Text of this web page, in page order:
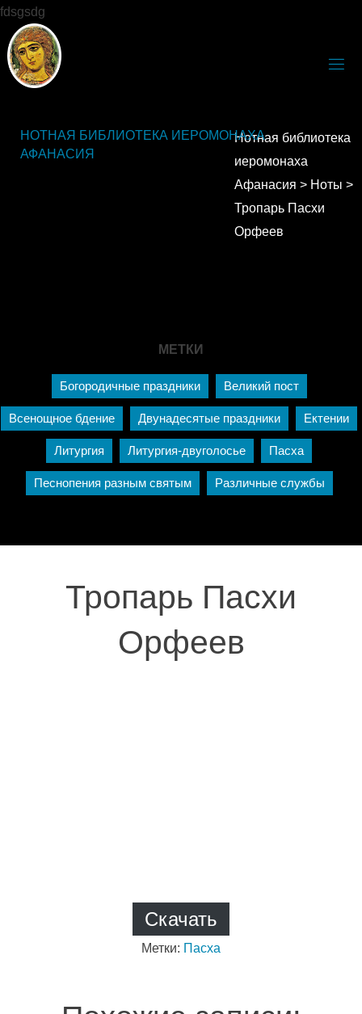
fdsgsdg
НОТНАЯ БИБЛИОТЕКА ИЕРОМОНАХА
АФАНАСИЯ
Нотная библиотека
иеромонаха
Афанасия > Ноты >
Тропарь Пасхи
Орфеев
МЕТКИ
Богородичные праздники Великий пост
Всенощное бдение Двунадесятые праздники Ектении
Литургия Литургия-двуголосье Пасха
Песнопения разным святым Различные службы
Тропарь Пасхи
Орфеев
Скачать
Метки: Пасха